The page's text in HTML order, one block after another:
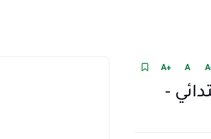
+A A
الاول (09) اللغة العربية للسنة 3 ابتدائي -